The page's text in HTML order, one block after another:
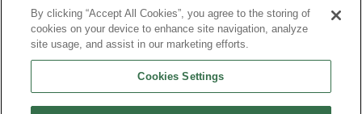
Interdiction de vente de boissons alcooliques aux mineurs de
moins de 18 ans
La preuve de majorité de l'acheteur est exigée au moment de la vente
By clicking “Accept All Cookies”, you agree to the storing of
cookies on your device to enhance site navigation, analyze
site usage, and assist in our marketing efforts.
Cookies Settings